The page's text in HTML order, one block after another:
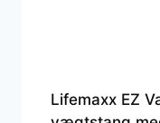
Lifemaxx EZ